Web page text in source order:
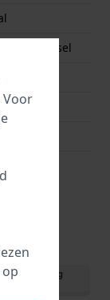
achterdeksel
handleiding
Voor